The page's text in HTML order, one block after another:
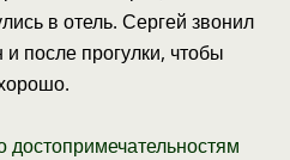
в отель. Сергей звонил
после прогулки, чтобы
достопримечательностям